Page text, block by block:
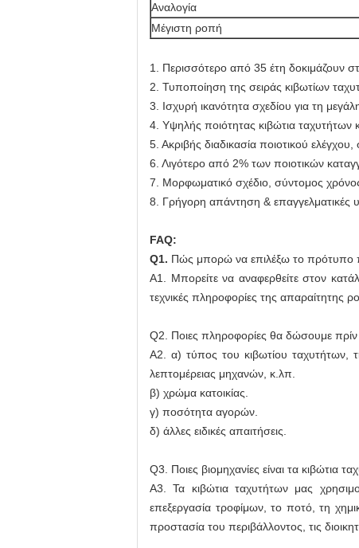
Αναλογία
Μέγιστη ροπή
1. Περισσότερο από 35 έτη δοκιμάζουν
2. Τυποποίηση της σειράς κιβωτίων
3. Ισχυρή ικανότητα σχεδίου για τη
4. Υψηλής ποιότητας κιβώτια ταχυτήτων
5. Ακριβής διαδικασία ποιοτικού
6. Λιγότερο από 2% των ποιοτικών
7. Μορφωματικό σχέδιο, σύντομος
8. Γρήγορη απάντηση & επαγγελματικές
FAQ:
Q1. Πώς μπορώ να επιλέξω το πρότυπο
Α1. Μπορείτε να αναφερθείτε στον
τεχνικές πληροφορίες της
Q2. Ποιες πληροφορίες θα δώσουμε
A2. α) τύπος του κιβωτίου ταχυτήτων,
λεπτομέρειας μηχανών, κ.λπ.
β) χρώμα κατοικίας.
γ) ποσότητα αγορών.
δ) άλλες ειδικές απαιτήσεις.
Q3. Ποιες βιομηχανίες είναι τα κιβώτια
A3. Τα κιβώτια ταχυτήτων μας
επεξεργασία τροφίμων, το ποτό, τη
προστασία του περιβάλλοντος, τις